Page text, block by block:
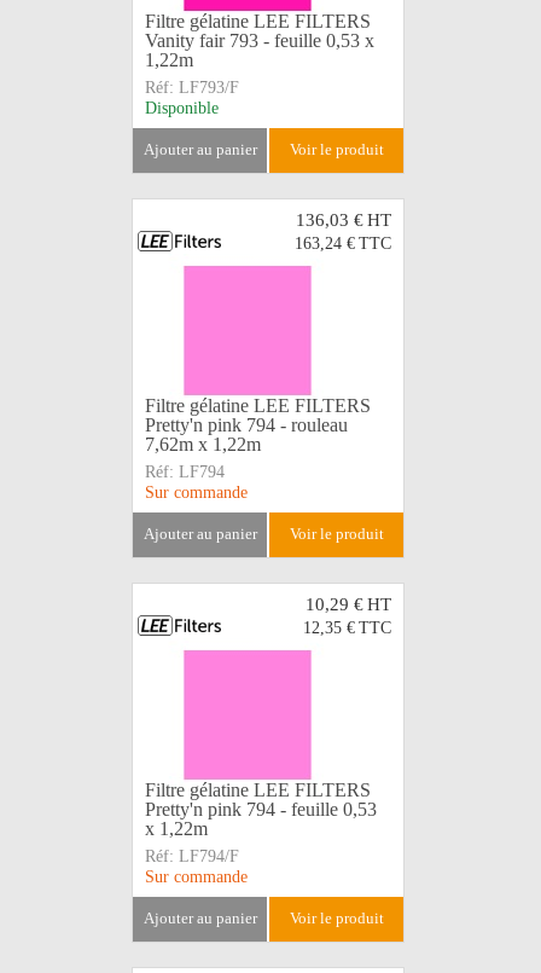
Filtre gélatine LEE FILTERS
Vanity fair 793 - feuille 0,53 x
1,22m
Réf: LF793/F
Disponible
ajouter au panier voir le produit
136,03 €HT
163,24 € TTC
Filtre gélatine LEE FILTERS
Pretty'n pink 794 - rouleau
7,62m x 1,22m
Réf: LF794
Sur commande
ajouter au panier voir le produit
10,29 €HT
12,35 € TTC
Filtre gélatine LEE FILTERS
Pretty'n pink 794 - feuille 0,53
x 1,22m
Réf: LF794/F
Sur commande
ajouter au panier voir le produit